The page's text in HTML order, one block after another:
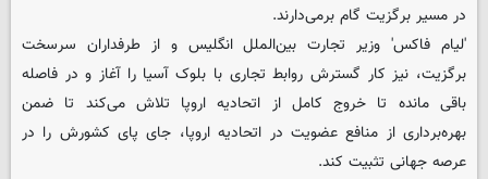
در مسیر برگزیت گام برمی‌دارند.
'لیام فاکس' وزیر تجارت بین‌الملل انگلیس و از طرفداران سرسخت
برگزیت، نیز کار گسترش روابط تجاری با بلوک آسیا را آغاز و در فاصله
باقی مانده تا خروج کامل از اتحادیه اروپا تلاش می‌کند تا ضمن
بهره‌برداری از منافع عضویت در اتحادیه اروپا، جای پای کشورش را در
عرصه جهانی تثبیت کند.